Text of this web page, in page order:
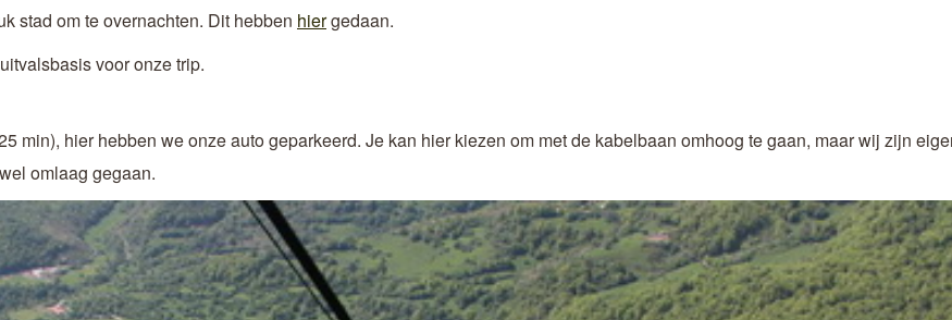
stad om te overnachten. Dit hebben hiergedaan.
voor onze trip.
min), hier hebben we onze auto geparkeerd. Je kan hier kiezen om met de kabelbaan omhoog te gaan, maar wij zijn
omlaag gegaan.